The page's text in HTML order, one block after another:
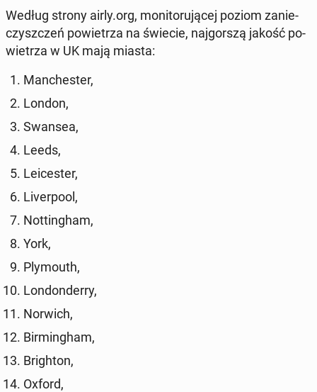
Według strony airly.org, mo­ni­to­ru­ją­cej poziom za­nie­
czysz­czeń po­wie­trza na świecie, naj­gor­szą jakość po­
wie­trza w UK mają miasta:
Man­che­ster,
London,
Swansea,
Leeds,
Le­ice­ster,
Li­ver­po­ol,
Not­tin­gham,
York,
Ply­mo­uth,
Lon­don­der­ry,
Norwich,
Bir­ming­ham,
Bri­gh­ton,
Oxford,